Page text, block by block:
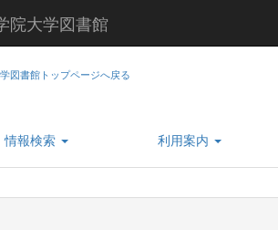
院大学図書館
情報検索 利用案内